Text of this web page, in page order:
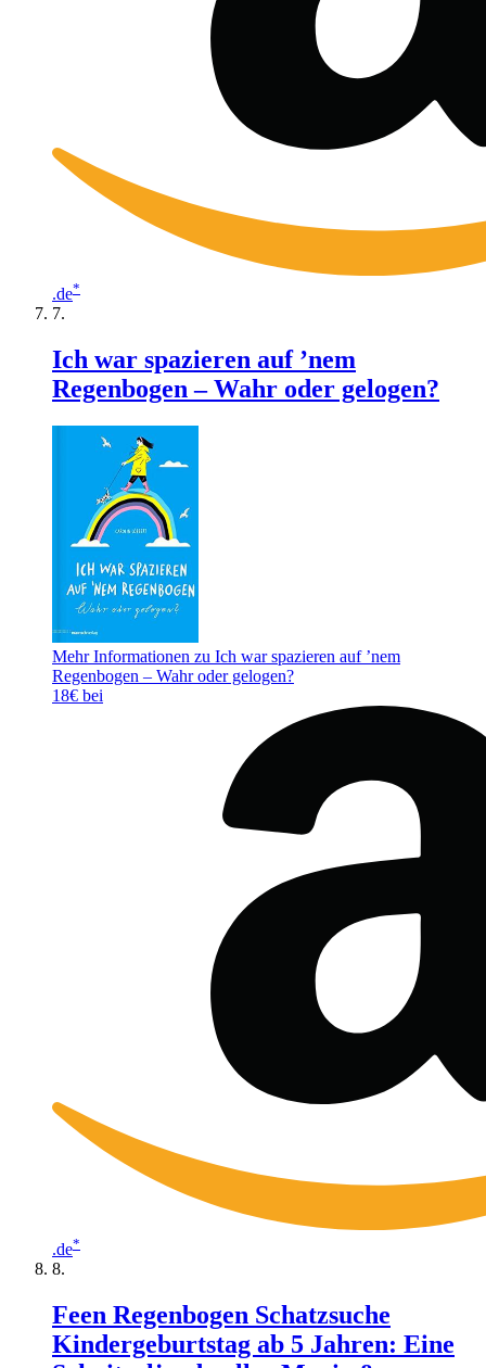
.de*
Ich war spazieren auf ’nem
Regenbogen – Wahr oder gelogen?
Mehr Informationen zu Ich war spazieren auf ’nem
Regenbogen – Wahr oder gelogen?
18€ bei
.de*
Feen Regenbogen Schatzsuche
Kindergeburtstag ab 5 Jahren: Eine